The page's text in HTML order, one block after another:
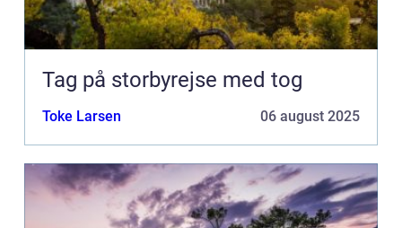
Tag på storbyrejse med tog
Toke Larsen 06 august 2025